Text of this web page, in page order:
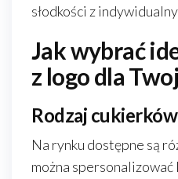
słodkości z
Jak wybrać
z logo dla
Rodzaj cukierków
Na rynku dostępne są
można